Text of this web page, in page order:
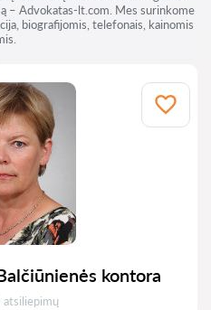
– Advokatas-lt.com. Mes surinkome
biografijomis, telefonais, kainomis
kontora
atsiliepimų